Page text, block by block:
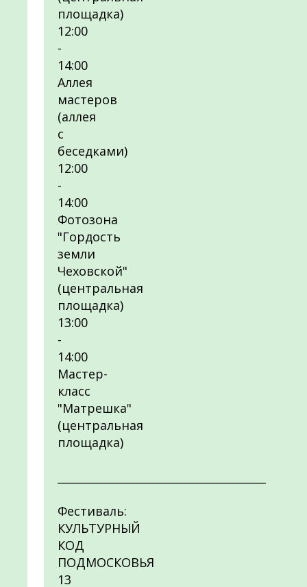
площадка)
12:00
-
14:00
Аллея
мастеров
(аллея
с
беседками)
12:00
-
14:00
Фотозона
"Гордость
земли
Чеховской"
(центральная
площадка)
13:00
-
14:00
Мастер-
класс
"Матрешка"
(центральная
площадка)
Фестиваль:
КУЛЬТУРНЫЙ
КОД
ПОДМОСКОВЬЯ
13